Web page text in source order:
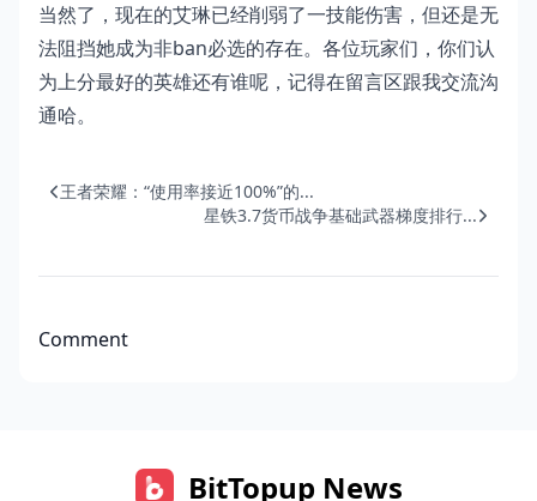
当然了，现在的艾琳已经削弱了一技能伤害，但还是无
法阻挡她成为非ban必选的存在。各位玩家们，你们认
为上分最好的英雄还有谁呢，记得在留言区跟我交流沟
通哈。
王者荣耀：“使用率接近100%”的...
星铁3.7货币战争基础武器梯度排行...
Comment
BitTopup News